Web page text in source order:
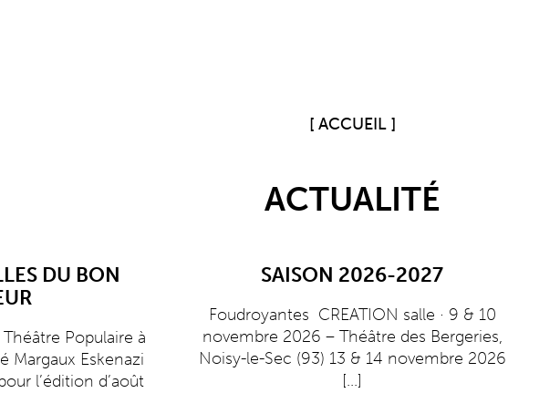
ACCUEIL
ACTUALITÉ
DU BON
Populaire à
Margaux Eskenazi
l’édition d’août
SAISON 2026-2027
Foudroyantes CREATION salle · 9 & 10
novembre 2026 – Théâtre des Bergeries,
Noisy-le-Sec (93) 13 & 14 novembre 2026
[...]